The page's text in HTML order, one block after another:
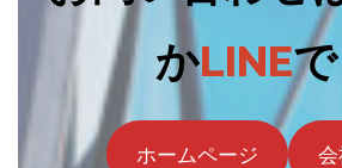
かLINE
ホームページ